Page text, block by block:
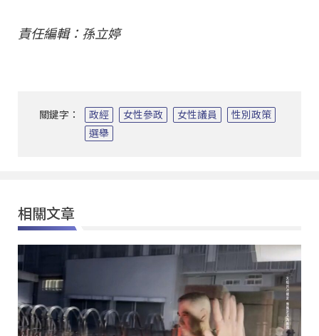
責任編輯：孫立婷
關鍵字： 政經 女性參政 女性議員
性別政策
選舉
相關文章